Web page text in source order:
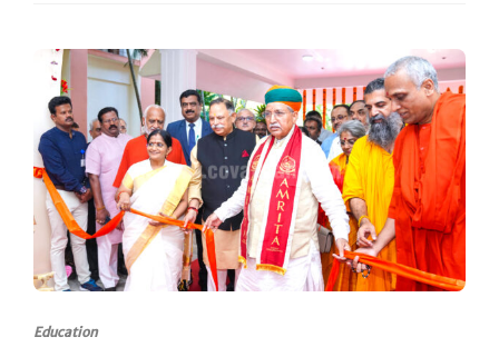
Education